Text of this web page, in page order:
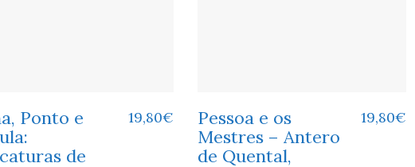
Ponto e
de
19,80€
Pessoa e os
Mestres – Antero
de Quental,
19,80€